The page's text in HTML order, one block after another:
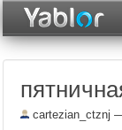
cartezian_ctznj